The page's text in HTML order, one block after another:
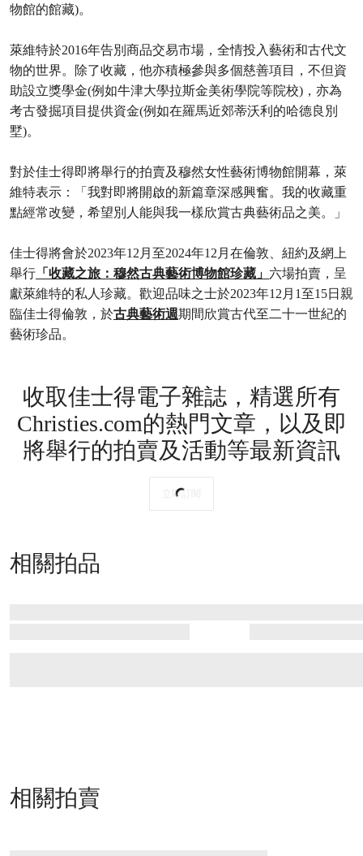
物館的館藏)。
萊維特於2016年告別商品交易市場，全情投入藝術和古代文
物的世界。除了收藏，他亦積極參與多個慈善項目，不但資
助設立獎學金(例如牛津大學拉斯金美術學院等院校)，亦為
考古發掘項目提供資金(例如在羅馬近郊蒂沃利的哈德良別
墅)。
對於佳士得即將舉行的拍賣及穆然女性藝術博物館開幕，萊
維特表示：「我對即將開啟的新篇章深感興奮。我的收藏重
點經常改變，希望別人能與我一樣欣賞古典藝術品之美。」
佳士得將會於2023年12月至2024年12月在倫敦、紐約及網上
舉行 「收藏之旅：穆然古典藝術博物館珍藏」 六場拍賣，呈
獻萊維特的私人珍藏。歡迎品味之士於2023年12月1至15日親
臨佳士得倫敦，於古典藝術週期間欣賞古代至二十一世紀的
藝術珍品。
收取佳士得電子雜誌，精選所有
Christies.com的熱門文章，以及即
將舉行的拍賣及活動等最新資訊
立即訂閱
相關拍品
相關拍賣